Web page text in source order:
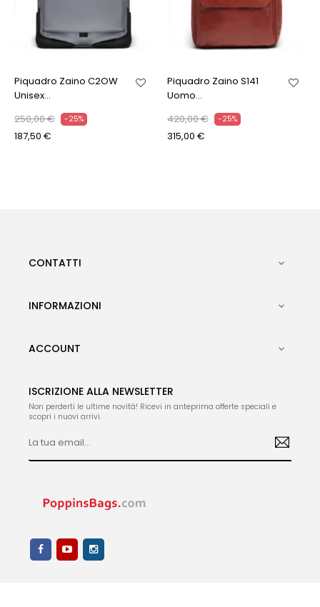
Piquadro Zaino C2OW
Unisex...
250,00 €
-25%
187,50 €
Piquadro Zaino S141
Uomo...
420,00 €
-25%
315,00 €
CONTATTI 
INFORMAZIONI 
ACCOUNT 
ISCRIZIONE ALLA NEWSLETTER
Non perderti le ultime novità! Ricevi in anteprima offerte speciali e
scopri i nuovi arrivi.